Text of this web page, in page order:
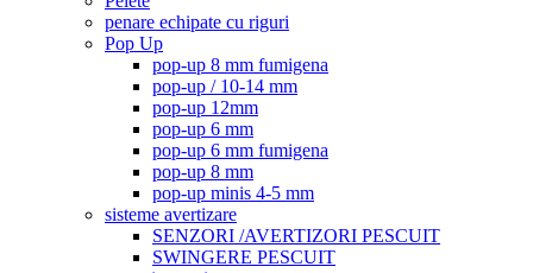
penare echipate cu riguri
Pop Up
pop-up 8 mm fumigena
pop-up / 10-14 mm
pop-up 12mm
pop-up 6 mm
pop-up 6 mm fumigena
pop-up 8 mm
pop-up minis 4-5 mm
sisteme avertizare
SENZORI /AVERTIZORI PESCUIT
SWINGERE PESCUIT